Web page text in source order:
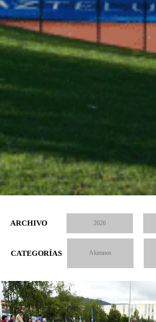
ARCHIVO 2026
CATEGORÍAS Alumnos